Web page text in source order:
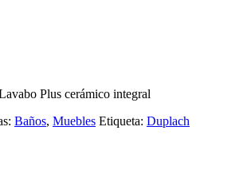
Plus cerámico integral
Baños, Muebles Etiqueta: Duplach